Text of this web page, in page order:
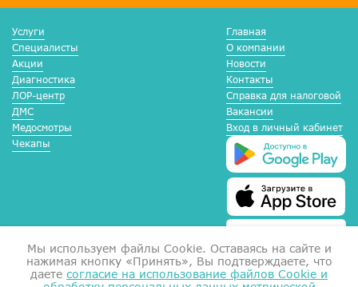
Услуги
Специалисты
Акции
Диагностика
ЛОР-центр
ДМС
Медосмотры
Чекапы
Главная
О компании
Новости
Контакты
Справка для налоговой
Вакансии
Вход в личный кабинет
Мы используем файлы Сookie. Оставаясь на сайте и
нажимая кнопку «Принять», Вы подтверждаете, что
даете согласие на использование файлов Cookie и